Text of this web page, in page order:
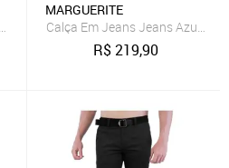
Loka Cinza Grafite
MARGUERITE
Calça Em Jeans Jeans Azul
R$219,90